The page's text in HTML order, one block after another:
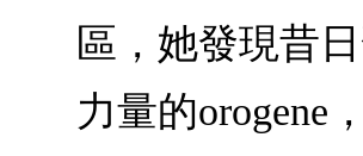
區，她發現昔
力量的orogene